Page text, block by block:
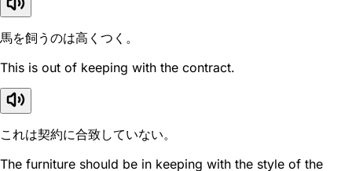
馬を飼うのは高くつく。
This is out of keeping with the contract.
これは契約に合致していない。
The furniture should be in keeping with the style of the